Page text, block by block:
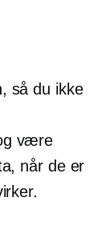
så du ikke
være
når de er